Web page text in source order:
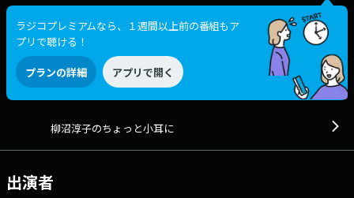
ラジコプレミアムなら、１週間以上前の番組もア
プリで聴ける！
プランの詳細 アプリで開く
柳沼淳子のちょっと小耳に
出演者